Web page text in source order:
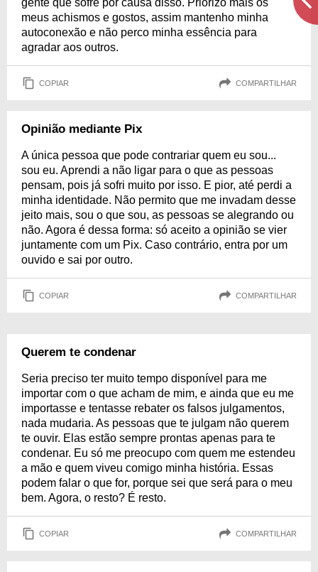
gente que sofre por causa disso. Priorizo mais os
meus achismos e gostos, assim mantenho minha
autoconexão e não perco minha essência para
agradar aos outros.
COPIAR COMPARTILHAR
Opinião mediante Pix
A única pessoa que pode contrariar quem eu sou...
sou eu. Aprendi a não ligar para o que as pessoas
pensam, pois já sofri muito por isso. E pior, até perdi a
minha identidade. Não permito que me invadam desse
jeito mais, sou o que sou, as pessoas se alegrando ou
não. Agora é dessa forma: só aceito a opinião se vier
juntamente com um Pix. Caso contrário, entra por um
ouvido e sai por outro.
COPIAR COMPARTILHAR
Querem te condenar
Seria preciso ter muito tempo disponível para me
importar com o que acham de mim, e ainda que eu me
importasse e tentasse rebater os falsos julgamentos,
nada mudaria. As pessoas que te julgam não querem
te ouvir. Elas estão sempre prontas apenas para te
condenar. Eu só me preocupo com quem me estendeu
a mão e quem viveu comigo minha história. Essas
podem falar o que for, porque sei que será para o meu
bem. Agora, o resto? É resto.
COPIAR COMPARTILHAR